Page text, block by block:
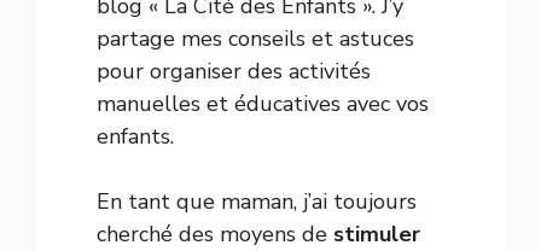
blog « La Cité des Enfants ». J’y
partage mes conseils et astuces
pour organiser des activités
manuelles et éducatives avec vos
enfants.
En tant que maman, j’ai toujours
cherché des moyens de stimuler